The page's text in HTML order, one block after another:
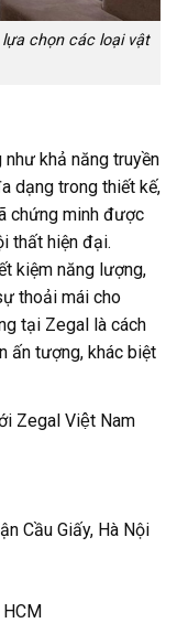
chọn các loại vật
khả năng truyền
dạng trong thiết kế,
chứng minh được
thất hiện đại.
kiệm năng lượng,
thoải mái cho
tại Zegal là cách
ấn tượng, khác biệt
Zegal Việt Nam
Cầu Giấy, Hà Nội